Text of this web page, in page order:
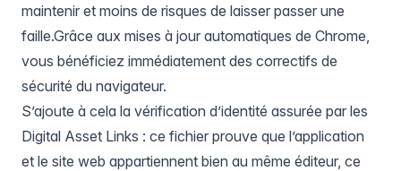
maintenir et moins de risques de laisser passer une
faille.Grâce aux mises à jour automatiques de Chrome,
vous bénéficiez immédiatement des correctifs de
sécurité du navigateur.
S’ajoute à cela la vérification d’identité assurée par les
Digital Asset Links : ce fichier prouve que l’application
et le site web appartiennent bien au même éditeur, ce